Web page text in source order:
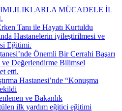
MÜCADELE İL
Tanı ile Hayatı Kurtuldu
Hastanelerin iyileştirilmesi ve
Eğitimi.
Önemli Bir Cerrahi Başarı
Değerlendirme Bilimsel
etti.
Hastanesi’nde “Konuşma
ve Bakanlık
ilk yardım eğitici eğitimi